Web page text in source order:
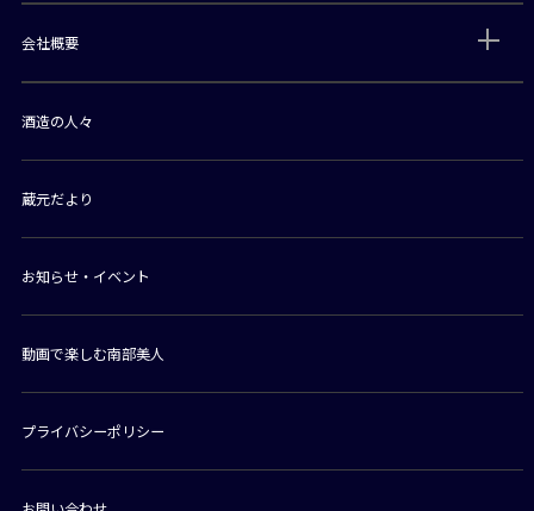
会社概要
酒造の人々
蔵元だより
お知らせ・イベント
動画で楽しむ南部美人
プライバシーポリシー